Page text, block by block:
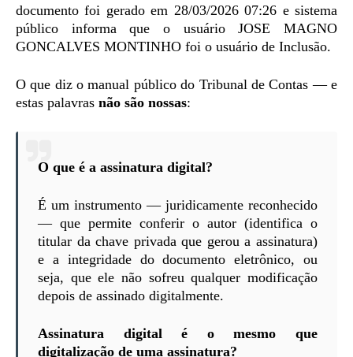
documento foi gerado em 28/03/2026 07:26 e sistema
público informa que o usuário JOSE MAGNO
GONCALVES MONTINHO foi o usuário de Inclusão.
O que diz o manual público do Tribunal de Contas — e
estas palavras não são nossas:
O que é a assinatura digital?
É um instrumento — juridicamente reconhecido
— que permite conferir o autor (identifica o
titular da chave privada que gerou a assinatura)
e a integridade do documento eletrônico, ou
seja, que ele não sofreu qualquer modificação
depois de assinado digitalmente.
Assinatura digital é o mesmo que
digitalização de uma assinatura?